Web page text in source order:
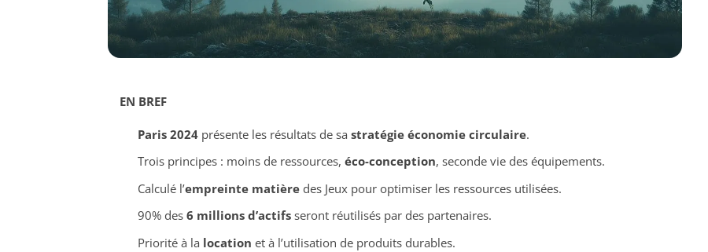
EN BREF
Paris 2024présente les résultats de sa stratégie économie circulaire.
Trois principes : moins de ressources, éco-conception, seconde vie des équipements.
Calculé l’empreinte matièredes Jeux pour optimiser les ressources utilisées.
90% des 6 millions d’actifsseront réutilisés par des partenaires.
Priorité à la location et à l’utilisation de produits durables.